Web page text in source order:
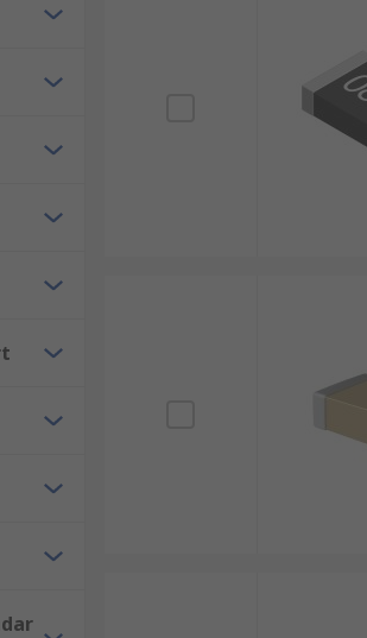
– Robuste MLCCs für industrielle
– Unsere Eigenmarke mit
– Hochwertige